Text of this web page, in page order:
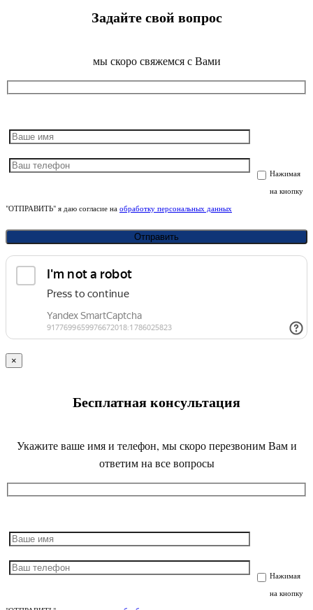
Задайте свой вопрос
мы скоро свяжемся с Вами
Нажимая
на кнопку
"ОТПРАВИТЬ" я даю согласие на обработку персональных данных
×
Бесплатная консультация
Укажите ваше имя и телефон, мы скоро перезвоним Вам и
ответим на все вопросы
Нажимая
на кнопку